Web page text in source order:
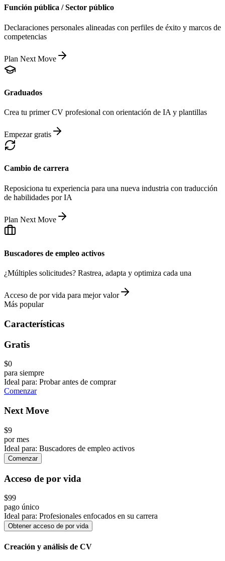
Función pública / Sector público
Declaraciones personales alineadas con perfiles de éxito y marcos de
competencias
Plan Next Move
Graduados
Crea tu primer CV profesional con orientación de IA y plantillas
Empezar gratis
Cambio de carrera
Reposiciona tu experiencia para una nueva industria con traducción
de habilidades por IA
Plan Next Move
Buscadores de empleo activos
¿Múltiples solicitudes? Rastrea, adapta y optimiza cada una
Acceso de por vida para mejor valor
Más popular
Características
Gratis
$0
para siempre
Ideal para: Probar antes de comprar
Comenzar
Next Move
$9
por mes
Ideal para: Buscadores de empleo activos
Comenzar
Acceso de por vida
$99
pago único
Ideal para: Profesionales enfocados en su carrera
Obtener acceso de por vida
Creación y análisis de CV